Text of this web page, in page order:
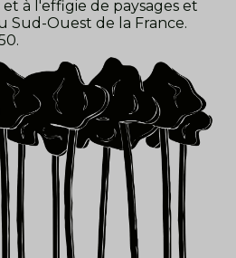
à l'effigie de paysages et
Sud-Ouest de la France.